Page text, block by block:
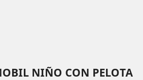
NIÑO CON PELOTA